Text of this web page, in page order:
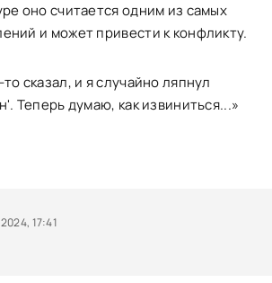
оно считается одним из самых
и может привести к конфликту.
сказал, и я случайно ляпнул
Теперь думаю, как извиниться...»
17:41